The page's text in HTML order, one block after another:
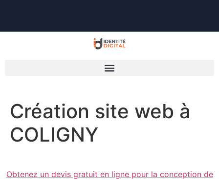
Création site web à
COLIGNY
Obtenez un devis gratuit en ligne pour la conception de